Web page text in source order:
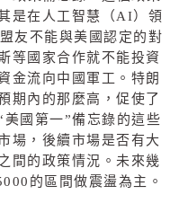
是在人工智慧（ AI）領
友不能與美國認定的對
等國家合作就不能投資
金流向中國軍工。特朗
期內的那麼高，促使了
國第一”備忘錄的這些
場，後續市場是否有大
間的政策情況。未來幾
的區間做震盪為主。